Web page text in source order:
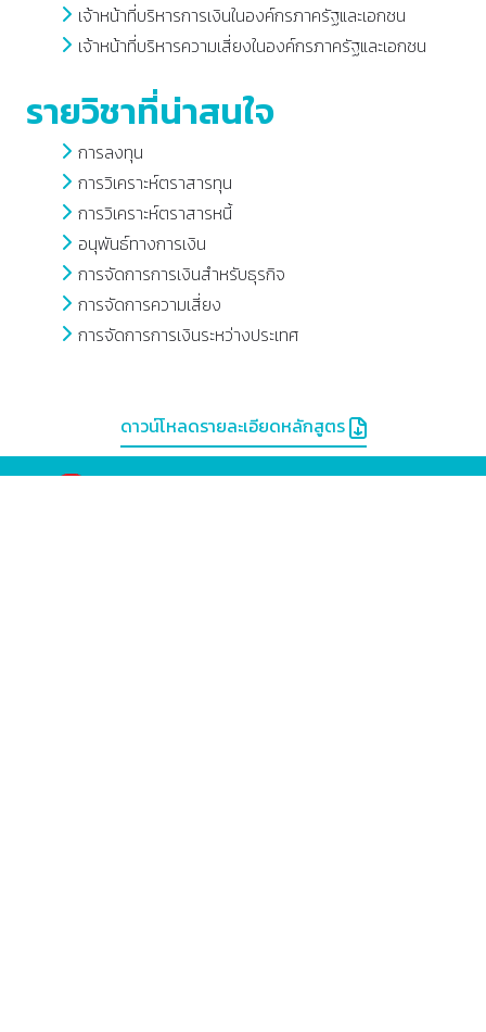
เจ้าหน้าที่บริหารการเงินในองค์กรภาครัฐและเอกชน
เจ้าหน้าที่บริหารความเสี่ยงในองค์กรภาครัฐและเอกชน
รายวิชาที่น่าสนใจ
การลงทุน
การวิเคราะห์ตราสารทุน
การวิเคราะห์ตราสารหนี้
อนุพันธ์ทางการเงิน
การจัดการการเงินสำหรับธุรกิจ
การจัดการความเสี่ยง
การจัดการการเงินระหว่างประเทศ
ดาวน์โหลดรายละเอียดหลักสูตร